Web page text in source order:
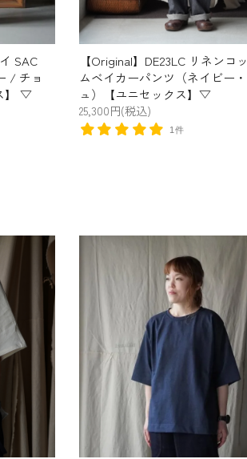
SAC
/ チョ
】 ▽
【Original】DE23LC リネンコ
ムベイカーパンツ（ネイビー
ュ）【ユニセックス】▽
25,300円(税込)
1件